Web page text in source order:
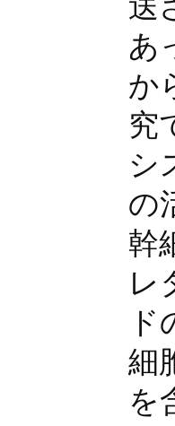
送
あ
か
究
シ
の
幹
レ
細
を